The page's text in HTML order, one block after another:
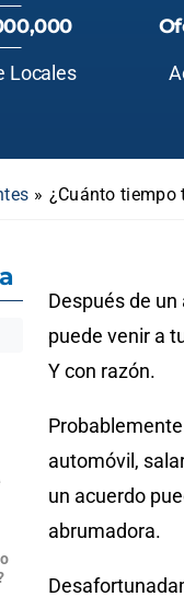
Locales
» ¿Cuánto tiempo
Después de
puede venir a
Y con razón.
automóvil,
un acuerdo
abrumadora.